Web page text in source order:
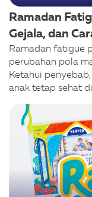
Ramadan
Gejala, dan
Ramadan fatigue
perubahan pola
Ketahui
anak tetap sehat